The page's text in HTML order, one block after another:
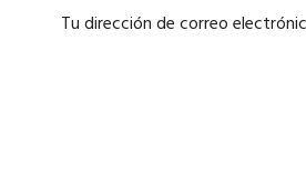
Tu dirección de correo